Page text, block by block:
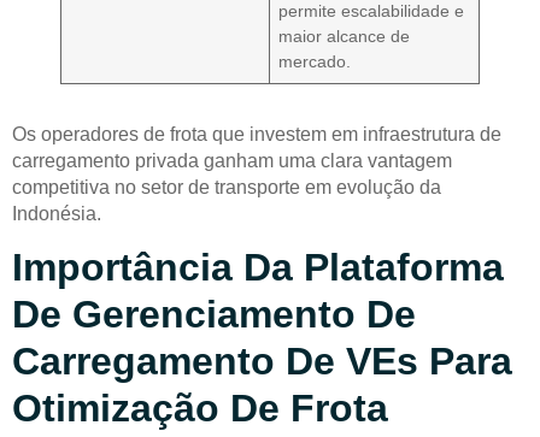
permite escalabilidade e
maior alcance de
mercado.
Os operadores de frota que investem em infraestrutura de
carregamento privada ganham uma clara vantagem
competitiva no setor de transporte em evolução da
Indonésia.
Importância Da Plataforma
De Gerenciamento De
Carregamento De VEs Para
Otimização De Frota